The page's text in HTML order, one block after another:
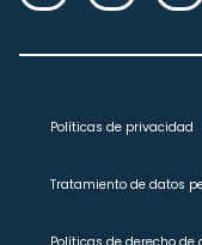
Políticas de privacidad
Tratamiento de datos